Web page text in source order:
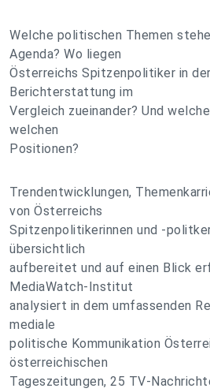
Welche politischen Themen
Agenda? Wo liegen
Österreichs Spitzenpolitiker in
Berichterstattung im
Vergleich zueinander? Und
welchen
Positionen?
Trendentwicklungen,
von Österreichs
Spitzenpolitikerinnen und -
übersichtlich
aufbereitet und auf einen Blick
MediaWatch-Institut
analysiert in dem umfassenden
mediale
politische Kommunikation
österreichischen
Tageszeitungen, 25 TV-